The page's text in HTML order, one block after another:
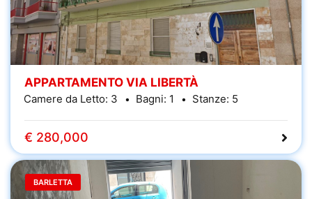
APPARTAMENTO VIA LIBERTÀ
Camere da Letto: 3 Bagni: 1 Stanze: 5
€ 280,000
BARLETTA